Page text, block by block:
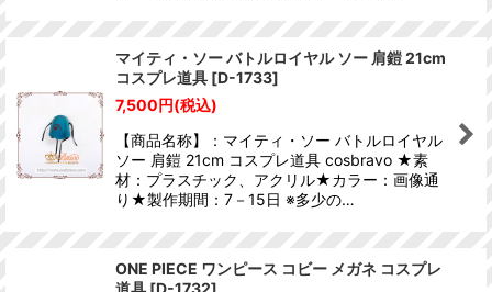
マイティ・ソー バトルロイヤル ソー 肩鎧 21cm
コスプレ道具 [D-1733]
7,500円(税込)
【商品名称】：マイティ・ソー バトルロイヤル
ソー 肩鎧 21cm コスプレ道具 cosbravo ★素
材：プラスチック、アクリル★カラー：画像通
り★製作期間：7－15日 ※多少の…
ONE PIECE ワンピース コビー メガネ コスプレ